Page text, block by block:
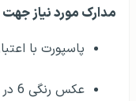
مدارک مورد نیاز جهت
پاسپورت با اعتبار
عکس رنگی 6 در 4 با زمینه سفید.